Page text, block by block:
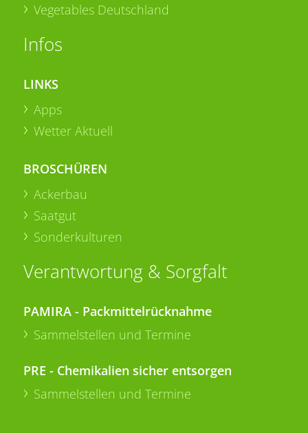
Vegetables Deutschland
Infos
LINKS
Apps
Wetter Aktuell
BROSCHÜREN
Ackerbau
Saatgut
Sonderkulturen
Verantwortung & Sorgfalt
PAMIRA - Packmittelrücknahme
Sammelstellen und Termine
PRE - Chemikalien sicher entsorgen
Sammelstellen und Termine